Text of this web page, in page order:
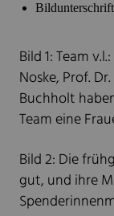
Bild 1: Team
Noske, Prof.
Buchholt
Team eine
Bild 2: Die
gut, und ihre